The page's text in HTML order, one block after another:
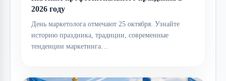
2026 году
День маркетолога отмечают 25 октября. Узнайте
историю праздника, традиции, современные
тенденции маркетинга…